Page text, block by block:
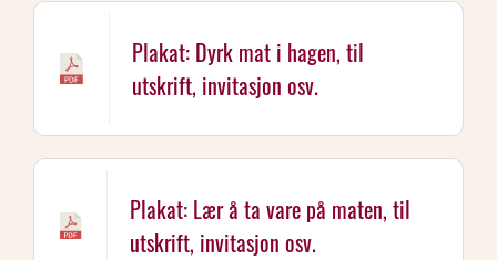
Plakat: Dyrk mat i hagen, til
utskrift, invitasjon osv.
Plakat: Lær å ta vare på maten, til
utskrift, invitasjon osv.